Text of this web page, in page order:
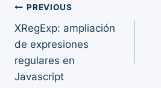
Post
navigation
PREVIOUS
XRegExp: ampliación
de expresiones
regulares en
Javascript